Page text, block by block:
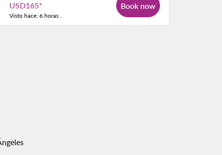
USD165*
Visto hace: 6 horas .
Book now